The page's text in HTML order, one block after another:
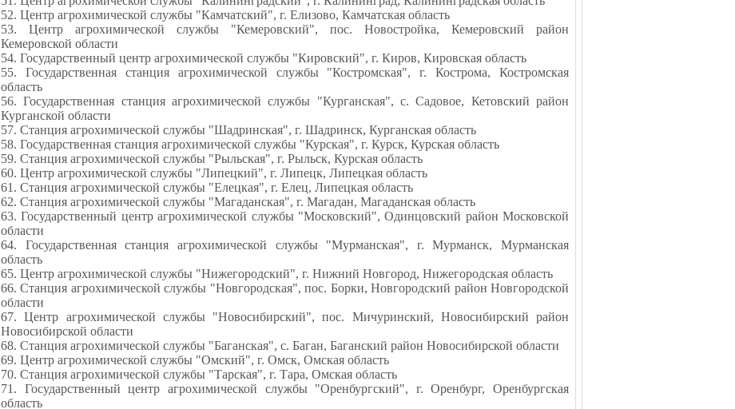
52. Центр агрохимической службы "Камчатский", г. Елизово, Камчатская область
53. Центр агрохимической службы "Кемеровский", пос. Новостройка, Кемеровский район
Кемеровской области
54. Государственный центр агрохимической службы "Кировский", г. Киров, Кировская область
55. Государственная станция агрохимической службы "Костромская", г. Кострома, Костромская
область
56. Государственная станция агрохимической службы "Курганская", с. Садовое, Кетовский район
Курганской области
57. Станция агрохимической службы "Шадринская", г. Шадринск, Курганская область
58. Государственная станция агрохимической службы "Курская", г. Курск, Курская область
59. Станция агрохимической службы "Рыльская", г. Рыльск, Курская область
60. Центр агрохимической службы "Липецкий", г. Липецк, Липецкая область
61. Станция агрохимической службы "Елецкая", г. Елец, Липецкая область
62. Станция агрохимической службы "Магаданская", г. Магадан, Магаданская область
63. Государственный центр агрохимической службы "Московский", Одинцовский район Московской
области
64. Государственная станция агрохимической службы "Мурманская", г. Мурманск, Мурманская
область
65. Центр агрохимической службы "Нижегородский", г. Нижний Новгород, Нижегородская область
66. Станция агрохимической службы "Новгородская", пос. Борки, Новгородский район Новгородской
области
67. Центр агрохимической службы "Новосибирский", пос. Мичуринский, Новосибирский район
Новосибирской области
68. Станция агрохимической службы "Баганская", с. Баган, Баганский район Новосибирской области
69. Центр агрохимической службы "Омский", г. Омск, Омская область
70. Станция агрохимической службы "Тарская", г. Тара, Омская область
71. Государственный центр агрохимической службы "Оренбургский", г. Оренбург, Оренбургская
область